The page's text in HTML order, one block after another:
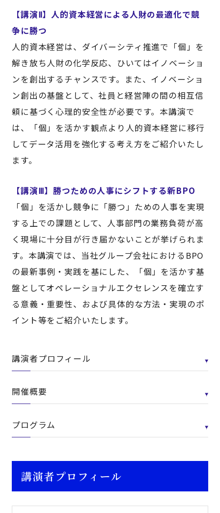
【講演Ⅱ】人的資本経営による人財の最適化で競
争に勝つ
人的資本経営は、ダイバーシティ推進で「個」を
解き放ち人財の化学反応、ひいてはイノベーショ
ンを創出するチャンスです。また、イノベーショ
ン創出の基盤として、社員と経営陣の間の相互信
頼に基づく心理的安全性が必要です。本講演で
は、「個」を活かす観点より人的資本経営に移行
してデータ活用を強化する考え方をご紹介いたし
ます。
【講演Ⅲ】勝つための人事にシフトする新BPO
「個」を活かし競争に「勝つ」ための人事を実現
する上での課題として、人事部門の業務負荷が高
く現場に十分目が行き届かないことが挙げられま
す。本講演では、当社グループ会社におけるBPO
の最新事例・実践を基にした、「個」を活かす基
盤としてオペレーショナルエクセレンスを確立す
る意義・重要性、および具体的な方法・実現のポ
イント等をご紹介いたします。
講演者プロフィール
開催概要
プログラム
講演者プロフィール